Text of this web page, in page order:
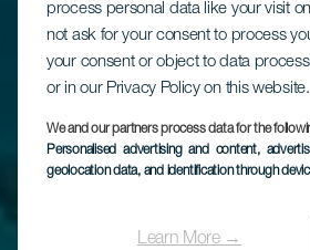
process personal data like your visit
not ask for your consent to process
your consent or object to data
or in our Privacy Policy on this website.
We and our partners process data for the
Personalised advertising and content,
geolocation data, and identification through
Learn More →